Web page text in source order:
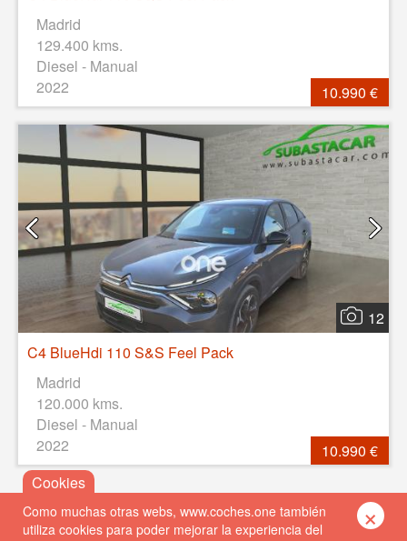
Madrid
129.400 kms.
Diesel - Manual
2022
10.990 €
12
C4 BlueHdi 110 S&S Feel Pack
Madrid
120.000 kms.
Diesel - Manual
2022
10.990 €
Como muchas otras webs, www.coches.one también
utiliza cookies para poder mejorar la experiencia del
×